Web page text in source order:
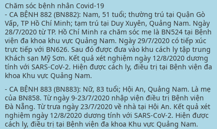
Chăm sóc bệnh nhân Covid-19
- CA BỆNH 882 (BN882): Nam, 51 tuổi; thường trú tại Quận Gò
Vấp, TP Hồ Chí Minh; tạm trú tại Duy Xuyên, Quảng Nam. Ngày
28/7/2020 từ TP. Hồ Chí Minh ra chăm sóc mẹ là BN524 tại Bệnh
viện đa khoa khu vực Quảng Nam. Ngày 29/7/2020 có tiếp xúc
trực tiếp với BN626. Sau đó được đưa vào khu cách ly tập trung
Khách sạn Mỹ Sơn. Kết quả xét nghiệm ngày 12/8/2020 dương
tính với SARS-CoV-2. Hiện được cách ly, điều trị tại Bệnh viện đa
khoa Khu vực Quảng Nam.
- CA BỆNH 883 (BN883): Nữ, 83 tuổi; Hội An, Quảng Nam. Là mẹ
của BN858. Từ ngày 9-23/7/2020 nhập viện điều trị Bệnh viện
Đà Nẵng. Từ trưa ngày 23/7/2020 về nhà tại Hội An. Kết quả xét
nghiệm ngày 12/8/2020 dương tính với SARS-CoV-2. Hiện được
cách ly, điều trị tại Bệnh viện đa khoa Khu vực Quảng Nam.